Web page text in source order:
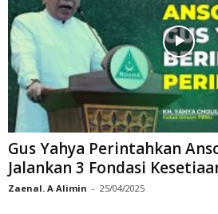
Gus Yahya Perintahkan
Jalankan 3 Fondasi
Zaenal. A Alimin - 25/04/2025